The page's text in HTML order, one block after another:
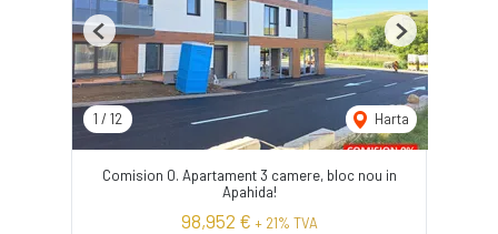
1 / 12 Harta
Previous Next
Comision 0. Apartament 3 camere, bloc nou in
Apahida!
98,952 € + 21% TVA